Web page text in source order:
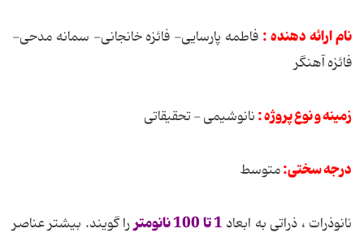
نام ارائه دهنده : فاطمه پارسایی- فائزه خانجانی- سمانه مدحی-
فائزه آهنگر
زمینه و نوع پروژه :نانوشیمی - تحقیقاتی
درجه سختی:متوسط
نانوذرات ، ذراتی به ابعاد 1 تا 100 نانومتر
را گویند. بیشتر عناصر